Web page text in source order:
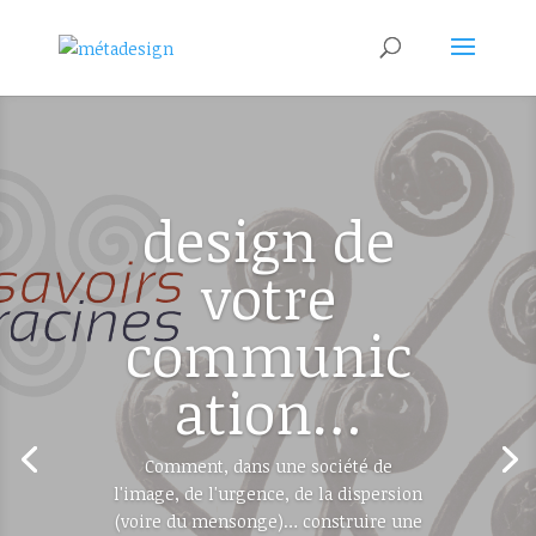
design de
votre
communic
ation…
Comment, dans une société de
l'image, de l'urgence, de la dispersion
(voire du mensonge)… construire une